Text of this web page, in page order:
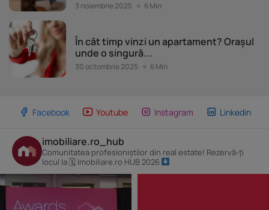
3 noiembrie 2025 6 Min
În cât timp vinzi un apartament? Orașul
unde o singură...
30 octombrie 2025 6 Min
Facebook Youtube Instagram Linkedin
imobiliare.ro_hub
Comunitatea profesioniștilor din real estate! Rezervă-ți
locul la 🗓 Imobiliare.ro HUB 2026